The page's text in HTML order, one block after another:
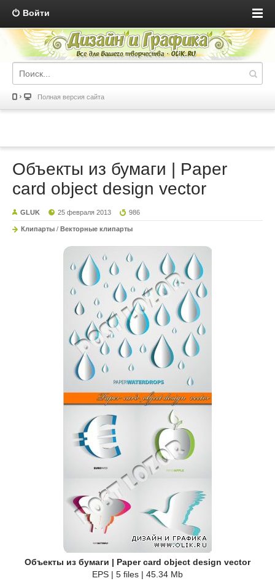
Войти
Полная версия сайта
Объекты из бумаги | Paper
card object design vector
GLUK 25 февраля 2013 986
Клипарты / Векторные клипарты
Объекты из бумаги | Paper card object design vector
EPS | 5 files | 45.34 Mb